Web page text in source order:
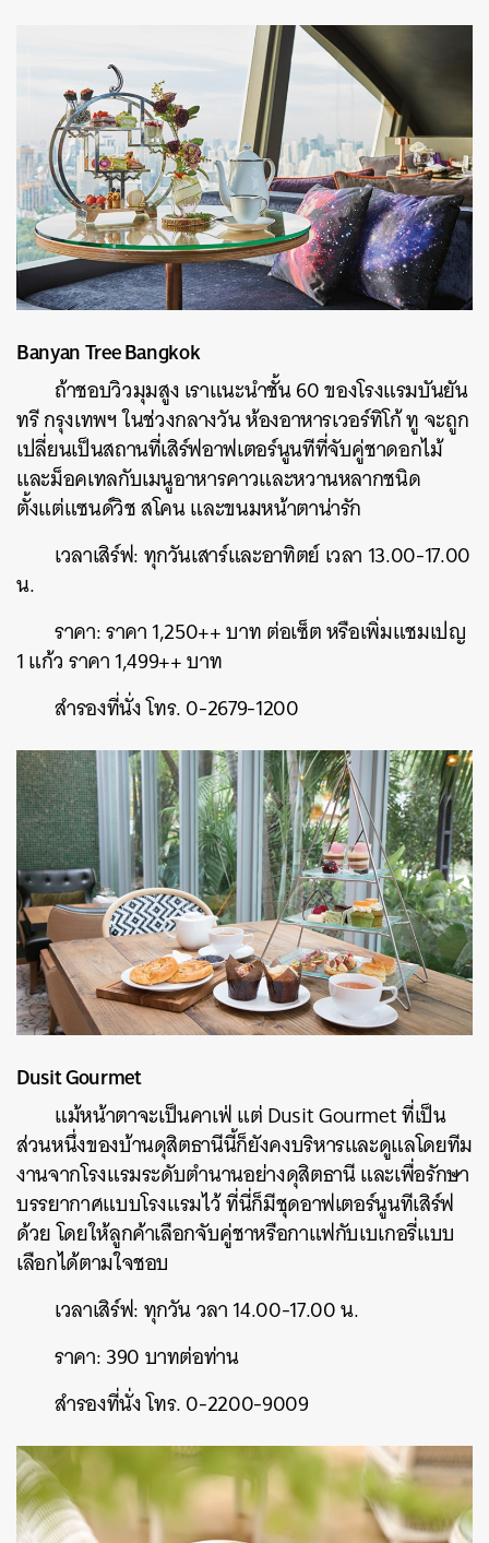
Banyan Tree Bangkok
ถ้าชอบวิวมุมสูง เราแนะนำชั้น 60 ของโรงแรมบันยัน
ทรี กรุงเทพฯ ในช่วงกลางวัน ห้องอาหารเวอร์ทิโก้ ทู จะถูก
เปลี่ยนเป็นสถานที่เสิร์ฟอาฟเตอร์นูนทีที่จับคู่ชาดอกไม้
และม็อคเทลกับเมนูอาหารคาวและหวานหลากชนิด
ตั้งแต่แซนด์วิช สโคน และขนมหน้าตาน่ารัก
เวลาเสิร์ฟ: ทุกวันเสาร์และอาทิตย์ เวลา 13.00-17.00
น.
ราคา: ราคา 1,250++ บาท ต่อเซ็ต หรือเพิ่มแชมเปญ
1 แก้ว ราคา 1,499++ บาท
สำรองที่นั่ง โทร. 0-2679-1200
Dusit Gourmet
แม้หน้าตาจะเป็นคาเฟ่ แต่ Dusit Gourmet ที่เป็น
ส่วนหนึ่งของบ้านดุสิตธานีนี้ก็ยังคงบริหารและดูแลโดยทีม
งานจากโรงแรมระดับตำนานอย่างดุสิตธานี และเพื่อรักษา
บรรยากาศแบบโรงแรมไว้ ที่นี่ก็มีชุดอาฟเตอร์นูนทีเสิร์ฟ
ด้วย โดยให้ลูกค้าเลือกจับคู่ชาหรือกาแฟกับเบเกอรี่แบบ
เลือกได้ตามใจชอบ
เวลาเสิร์ฟ: ทุกวัน วลา 14.00-17.00 น.
ราคา: 390 บาทต่อท่าน
สำรองที่นั่ง โทร.0-2200-9009